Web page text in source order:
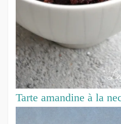
Tarte amandine à la